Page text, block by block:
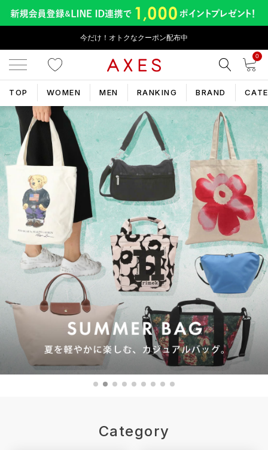
今だけ！オトクなクーポン配布中
0
TOP WOMEN MEN RANKING BRAND
Category